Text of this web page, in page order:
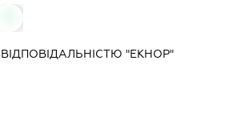
"ЕКНОР"